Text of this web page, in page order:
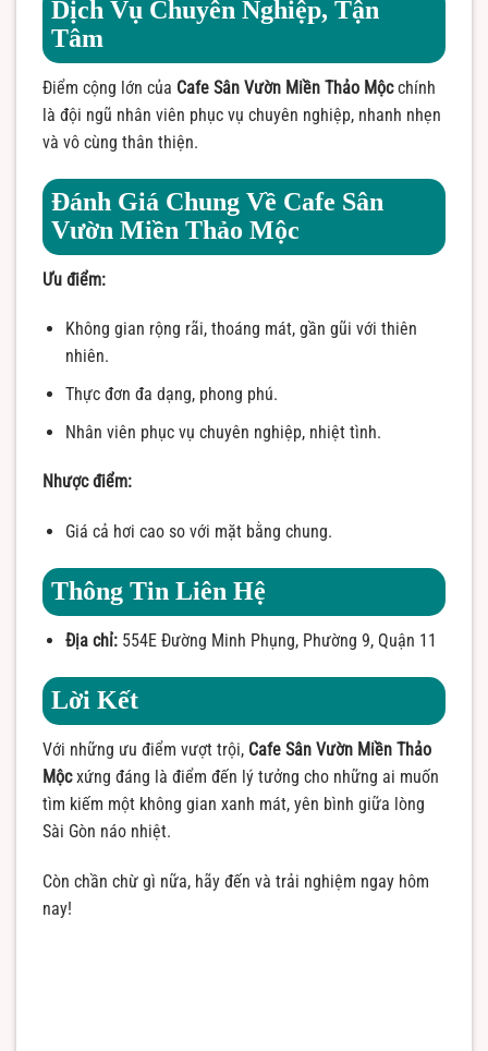
Dịch Vụ Chuyên Nghiệp, Tận
Tâm
Điểm cộng lớn của Cafe Sân Vườn Miền Thảo Mộcchính
là đội ngũ nhân viên phục vụ chuyên nghiệp, nhanh nhẹn
và vô cùng thân thiện.
Đánh Giá Chung Về Cafe Sân
Vườn Miền Thảo Mộc
Ưu điểm:
Không gian rộng rãi, thoáng mát, gần gũi với thiên
nhiên.
Thực đơn đa dạng, phong phú.
Nhân viên phục vụ chuyên nghiệp, nhiệt tình.
Nhược điểm:
Giá cả hơi cao so với mặt bằng chung.
Thông Tin Liên Hệ
Địa chỉ:554E Đường Minh Phụng, Phường 9, Quận 11
Lời Kết
Với những ưu điểm vượt trội, Cafe Sân Vườn Miền Thảo
Mộcxứng đáng là điểm đến lý tưởng cho những ai muốn
tìm kiếm một không gian xanh mát, yên bình giữa lòng
Sài Gòn náo nhiệt.
Còn chần chừ gì nữa, hãy đến và trải nghiệm ngay hôm
nay!